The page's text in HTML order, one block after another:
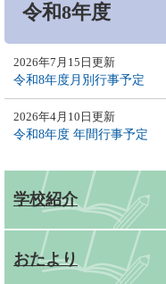
令和8年度
2026年7月15日更新
令和8年度月別行事予定
2026年4月10日更新
令和8年度 年間行事予定
学校紹介
おたより